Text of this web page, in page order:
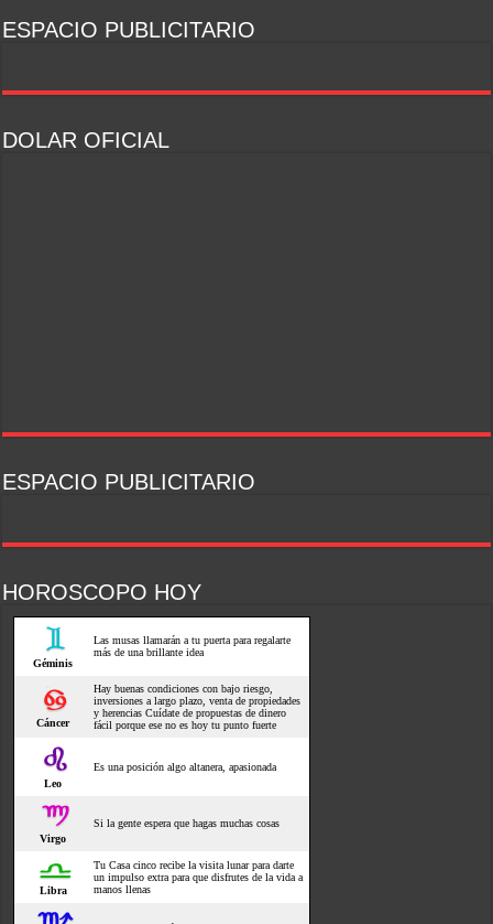
ESPACIO PUBLICITARIO
DOLAR OFICIAL
ESPACIO PUBLICITARIO
HOROSCOPO HOY